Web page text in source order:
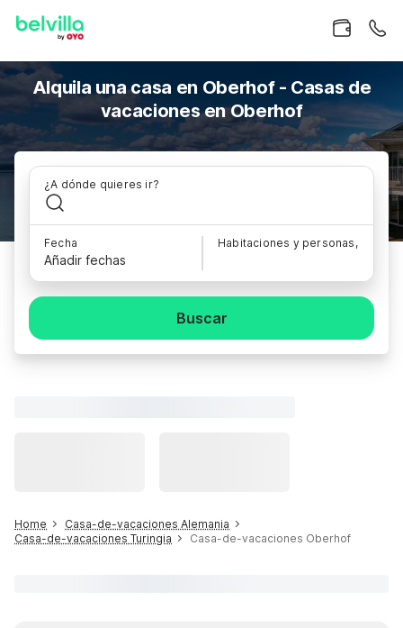
Alquila una casa en Oberhof - Casas de
vacaciones en Oberhof
¿A dónde quieres ir?
Fecha
Añadir fechas
Habitaciones y personas,
Buscar
Home
Casa-de-vacaciones Alemania
Casa-de-vacaciones Turingia
Casa-de-vacaciones Oberhof